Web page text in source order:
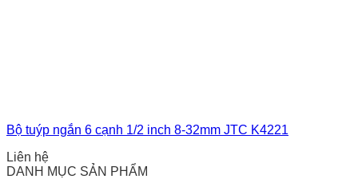
Bộ tuýp ngắn 6 cạnh 1/2 inch 8-32mm JTC K4221
Liên hệ
DANH MỤC SẢN PHẨM